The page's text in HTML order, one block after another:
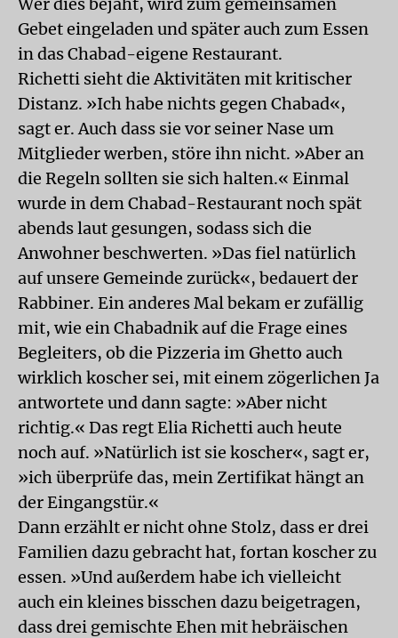
Gebet eingeladen und später auch zum Essen
in das Chabad-eigene Restaurant.
Richetti sieht die Aktivitäten mit kritischer
Distanz. »Ich habe nichts gegen Chabad«,
sagt er. Auch dass sie vor seiner Nase um
Mitglieder werben, störe ihn nicht. »Aber an
die Regeln sollten sie sich halten.« Einmal
wurde in dem Chabad-Restaurant noch spät
abends laut gesungen, sodass sich die
Anwohner beschwerten. »Das fiel natürlich
auf unsere Gemeinde zurück«, bedauert der
Rabbiner. Ein anderes Mal bekam er zufällig
mit, wie ein Chabadnik auf die Frage eines
Begleiters, ob die Pizzeria im Ghetto auch
wirklich koscher sei, mit einem zögerlichen Ja
antwortete und dann sagte: »Aber nicht
richtig.« Das regt Elia Richetti auch heute
noch auf. »Natürlich ist sie koscher«, sagt er,
»ich überprüfe das, mein Zertifikat hängt an
der Eingangstür.«
Dann erzählt er nicht ohne Stolz, dass er drei
Familien dazu gebracht hat, fortan koscher zu
essen. »Und außerdem habe ich vielleicht
auch ein kleines bisschen dazu beigetragen,
dass drei gemischte Ehen mit hebräischen